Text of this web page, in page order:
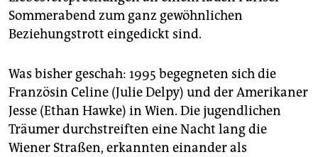
Sommerabend zum ganz gewöhnlichen
Beziehungstrott eingedickt sind.
Was bisher geschah: 1995 begegneten sich die
Französin Celine (Julie Delpy) und der Amerikaner
Jesse (Ethan Hawke) in Wien. Die jugendlichen
Träumer durchstreiften eine Nacht lang die
Wiener Straßen, erkannten einander als